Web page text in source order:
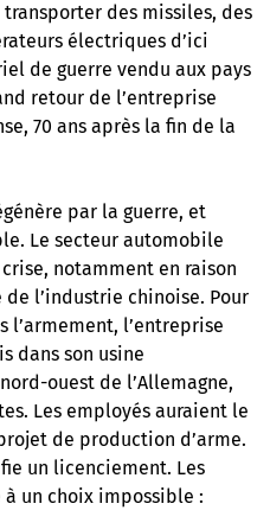
des missiles, des
électriques d’ici
de guerre vendu aux pays
retour de l’entreprise
70 ans après la fin de la
par la guerre, et
Le secteur automobile
notamment en raison
de l’industrie chinoise. Pour
l’armement, l’entreprise
dans son usine
ouest de l’Allemagne,
Les employés auraient le
de production d’arme.
un licenciement. Les
à un choix impossible :